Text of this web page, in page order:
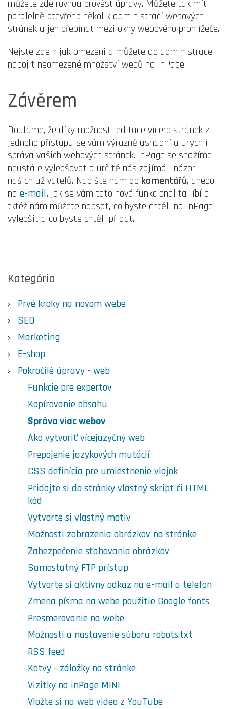
Kategória
Prvé kroky na novom webe
SEO
Marketing
E-shop
Pokročilé úpravy - web
Funkcie pre expertov
Kopírovanie obsahu
Správa viac webov
Ako vytvoriť vícejazyčný web
Prepojenie jazykových mutácií
CSS definícia pre umiestnenie vlajok
Pridajte si do stránky vlastný skript či HTML
kód
Vytvorte si vlastný motiv
Možnosti zobrazenia obrázkov na stránke
Zabezpečenie sťahovania obrázkov
Samostatný FTP prístup
Vytvorte si aktívny odkaz na e-mail a telefon
Zmena písma na webe použitie Google fonts
Presmerovanie na webe
Možnosti a nastavenie súboru robots.txt
RSS feed
Kotvy - záložky na stránke
Vizitky na inPage MINI
Vložte si na web video z YouTube
můžete zde rovnou provést úpravy. Můžete tak mít
paralelně otevřeno několik administrací webových
stránek a jen přepínat mezi okny webového prohlížeče.
Nejste zde nijak omezeni a můžete do administrace
napojit neomezené množství webů na inPage.
Závěrem
Doufáme, že díky možnosti editace vícero stránek z
jednoho přístupu se vám výrazně usnadní a urychlí
správa vašich webových stránek. InPage se snažíme
neustále vylepšovat a určitě nás zajímá i názor
našich uživatelů. Napište nám do komentářů, anebo
na e-mail, jak se vám tato nová funkcionalita líbí a
tktéž nám můžete napsat, co byste chtěli na inPage
vylepšit a co byste chtěli přidat.